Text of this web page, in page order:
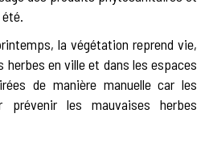
la végétation reprend vie,
en ville et dans les espaces
de manière manuelle car les
prévenir les mauvaises herbes